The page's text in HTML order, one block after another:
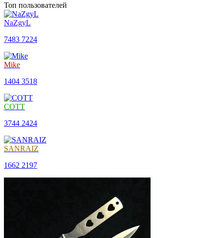
Топ пользователей
NaZgyL
7483 7224
Mike
1404 3518
COTT
3744 2424
SANRAIZ
1662 2197